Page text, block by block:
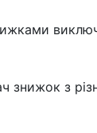
Bluetooth,
знижок з